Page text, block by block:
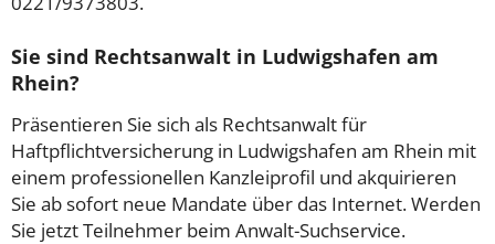
Sie sind Rechtsanwalt in Ludwigshafen am
Rhein?
Präsentieren Sie sich als Rechtsanwalt für
Haftpflichtversicherung in Ludwigshafen am Rhein mit
einem professionellen Kanzleiprofil und akquirieren
Sie ab sofort neue Mandate über das Internet. Werden
Sie jetzt Teilnehmer beim Anwalt-Suchservice.